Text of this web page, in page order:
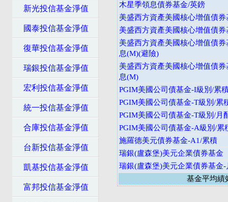
新光投信基金淨值
國泰投信基金淨值
復華投信基金淨值
瑞銀投信基金淨值
宏利投信基金淨值
統一投信基金淨值
合庫投信基金淨值
台新投信基金淨值
凱基投信基金淨值
富邦投信基金淨值
木星季領息債券基金/英鎊
美盛西方資產美國核心增值債
美盛西方資產美國核心增值債
美盛西方資產美國核心增值債
息(M)(避險)
美盛西方資產美國核心增值債
息(M)
PGIM美國公司債基金-I級別/累
PGIM美國公司債基金-T級別/累
PGIM美國公司債基金-T級別/月
PGIM美國公司債基金-A級別/累
施羅德美元債券基金-A1/累積
瑞銀(盧森堡)美元企業債券基金
瑞銀(盧森堡)美元企業債券基金-
基金平均績